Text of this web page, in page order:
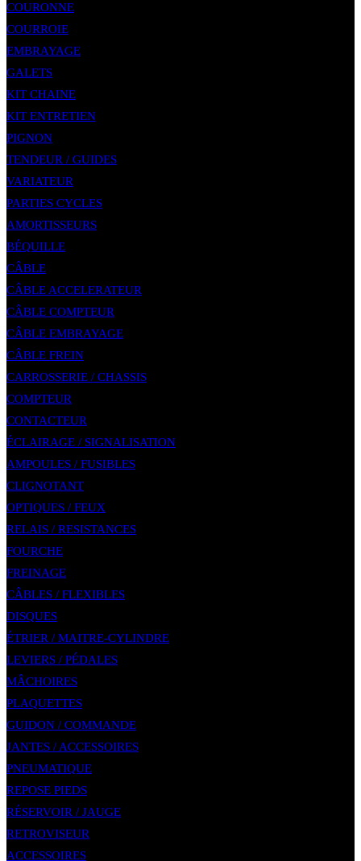
COURONNE
COURROIE
EMBRAYAGE
GALETS
KIT CHAINE
KIT ENTRETIEN
PIGNON
TENDEUR / GUIDES
VARIATEUR
PARTIES CYCLES
AMORTISSEURS
BÉQUILLE
CÂBLE
CÂBLE ACCELERATEUR
CÂBLE COMPTEUR
CÂBLE EMBRAYAGE
CÂBLE FREIN
CARROSSERIE / CHASSIS
COMPTEUR
CONTACTEUR
ÉCLAIRAGE / SIGNALISATION
AMPOULES / FUSIBLES
CLIGNOTANT
OPTIQUES / FEUX
RELAIS / RESISTANCES
FOURCHE
FREINAGE
CÂBLES / FLEXIBLES
DISQUES
ÉTRIER / MAITRE-CYLINDRE
LEVIERS / PÉDALES
MÂCHOIRES
PLAQUETTES
GUIDON / COMMANDE
JANTES / ACCESSOIRES
PNEUMATIQUE
REPOSE PIEDS
RÉSERVOIR / JAUGE
RETROVISEUR
ACCESSOIRES